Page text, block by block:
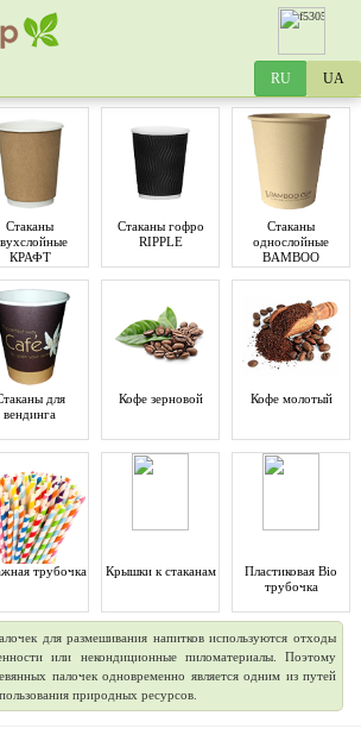
Стаканы
КРАФТ
Стаканы гофро
RIPPLE
Стаканы
однослойные
BAMBOO
для
вендинга
Кофе зерновой Кофе молотый
трубочка Крышки к стаканам
Пластиковая Bio
трубочка
для размешивания напитков используются отходы
или некондиционные пиломатериалы. Поэтому
палочек одновременно является одним из путей
природных ресурсов.